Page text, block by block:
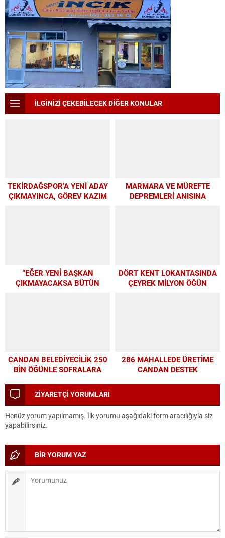
İLGİNİZİ ÇEKEBİLECEK DİĞER KONULAR
TEKİRDAĞSPOR’A YENİ ADAY
ÇIKMAYINCA, GÖREV KAZIM
MARMARA VE MÜREFTE
DEPREMLERİ ANISINA
“EĞER YENİ BAŞKAN
ÇIKMAYACAKSA BÜTÜN
DÖRT KENT LOKANTASINDA
ÇEYREK MİLYON ÖĞÜN
CANDAN BELEDİYECİLİK 250
BİN ÖĞÜNLE SOFRALARA
286 MAHALLEDE ÜRETİME
CANDAN DESTEK
ZİYARETÇİ YORUMLARI
Henüz yorum yapılmamış. İlk yorumu aşağıdaki form aracılığıyla siz
yapabilirsiniz.
BİR YORUM YAZ